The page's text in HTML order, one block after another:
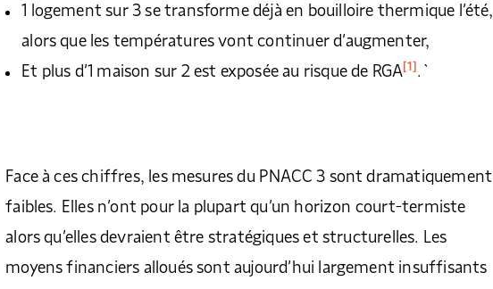
1 logement sur 3 se transforme déjà en bouilloire thermique l’été,
alors que les températures vont continuer d’augmenter,
Et plus d’1 maison sur 2 est exposée au risque de RGA[1] .`
Face à ces chiffres, les mesures du PNACC 3 sont dramatiquement
faibles. Elles n’ont pour la plupart qu’un horizon court-termiste
alors qu’elles devraient être stratégiques et structurelles. Les
moyens financiers alloués sont aujourd’hui largement insuffisants